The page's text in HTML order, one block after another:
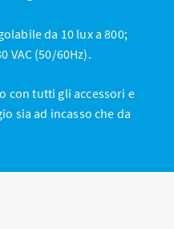
da 10 lux a 800;
VAC (50/60Hz).
con tutti gli accessori e
sia ad incasso che da